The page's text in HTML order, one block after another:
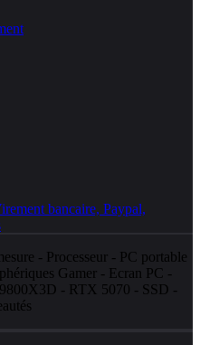
- Processeur- PC portable
Gamer - Ecran PC -
9800X3D - RTX 5070 - SSD -